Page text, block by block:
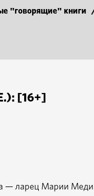
"говорящие" книги
[16+]
— ларец Марии